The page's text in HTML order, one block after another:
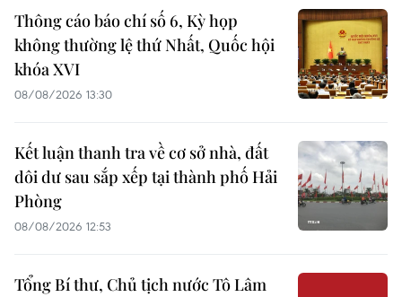
Thông cáo báo chí số 6, Kỳ họp
không thường lệ thứ Nhất, Quốc hội
khóa XVI
08/08/2026 13:30
Kết luận thanh tra về cơ sở nhà, đất
dôi dư sau sắp xếp tại thành phố Hải
Phòng
08/08/2026 12:53
Tổng Bí thư, Chủ tịch nước Tô Lâm